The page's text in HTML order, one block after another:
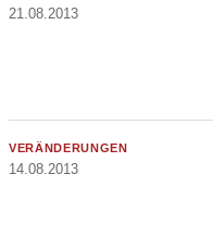
21.08.2013
VERÄNDERUNGEN
14.08.2013